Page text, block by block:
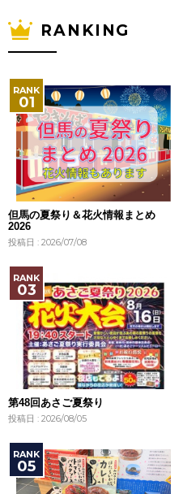
RANKING
但馬の夏祭り＆花火情報まとめ
2026
投稿日 : 2026/07/08
第48回あさご夏祭り
投稿日 : 2026/08/05